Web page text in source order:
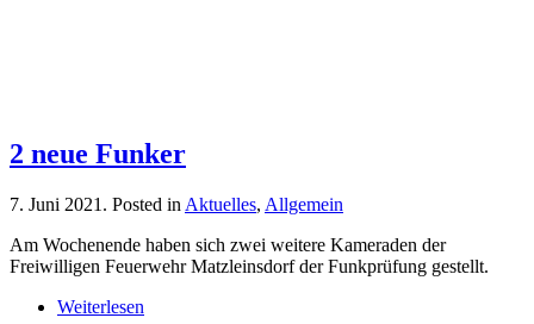
2 neue Funker
7. Juni 2021 . Posted in Aktuelles, Allgemein
Am Wochenende haben sich zwei weitere Kameraden der
Freiwilligen Feuerwehr Matzleinsdorf der Funkprüfung gestellt.
Weiterlesen